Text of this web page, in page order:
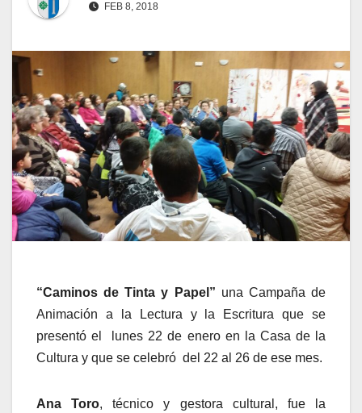
FEB 8, 2018
“Caminos de Tinta y Papel” una Campaña de
Animación a la Lectura y la Escritura que se
presentó el lunes 22 de enero en la Casa de la
Cultura y que se celebró del 22 al 26 de ese mes.
Ana Toro, técnico y gestora cultural, fue la